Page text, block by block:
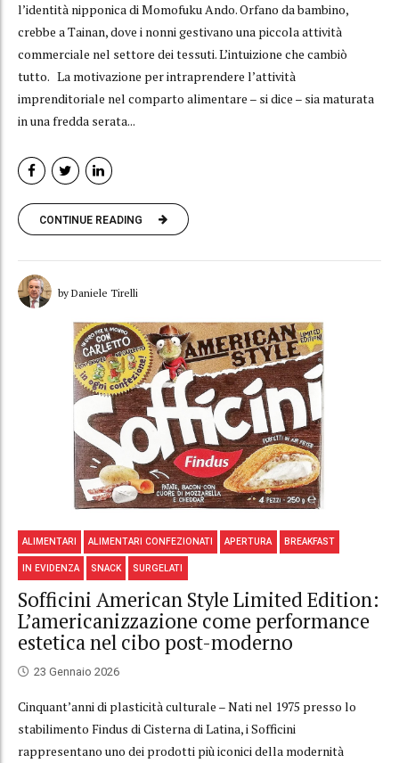
l’identità nipponica di Momofuku Ando. Orfano da bambino,
crebbe a Tainan, dove i nonni gestivano una piccola attività
commerciale nel settore dei tessuti. L’intuizione che cambiò
tutto. La motivazione per intraprendere l’attività
imprenditoriale nel comparto alimentare – si dice – sia maturata
in una fredda serata...
CONTINUE READING
by Daniele Tirelli
ALIMENTARI ALIMENTARI CONFEZIONATI APERTURA BREAKFAST
IN EVIDENZA SNACK SURGELATI
Sofficini American Style Limited Edition:
L’americanizzazione come performance
estetica nel cibo post-moderno
23 Gennaio 2026
Cinquant’anni di plasticità culturale – Nati nel 1975 presso lo
stabilimento Findus di Cisterna di Latina, i Sofficini
rappresentano uno dei prodotti più iconici della modernità